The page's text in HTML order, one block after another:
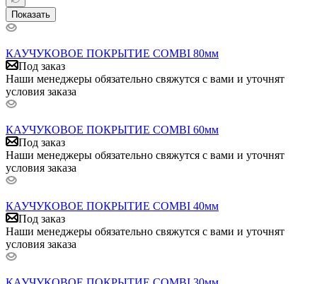
Показать
КАУЧУКОВОЕ ПОКРЫТИЕ COMBI 80мм
Под заказ
Наши менеджеры обязательно свяжутся с вами и уточнят
условия заказа
КАУЧУКОВОЕ ПОКРЫТИЕ COMBI 60мм
Под заказ
Наши менеджеры обязательно свяжутся с вами и уточнят
условия заказа
КАУЧУКОВОЕ ПОКРЫТИЕ COMBI 40мм
Под заказ
Наши менеджеры обязательно свяжутся с вами и уточнят
условия заказа